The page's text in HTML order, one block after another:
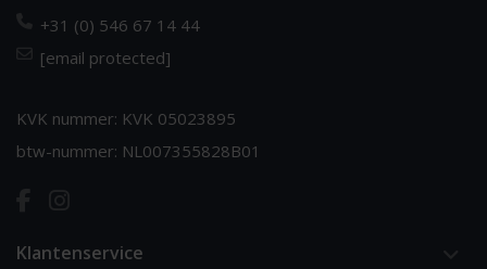
+31 (0) 546 67 14 44
[email protected]
KVK nummer: KVK 05023895
btw-nummer: NL007355828B01
Klantenservice